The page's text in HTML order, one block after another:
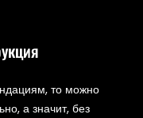
то можно
а значит, без